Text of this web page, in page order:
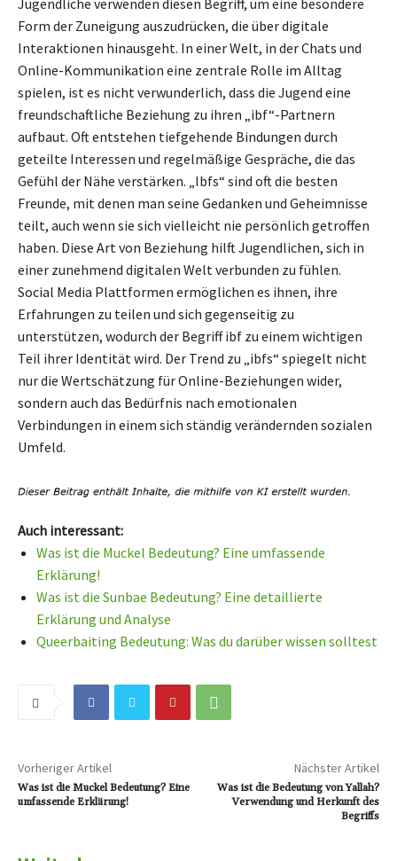
Form der Zuneigung auszudrücken, die über digitale
Interaktionen hinausgeht. In einer Welt, in der Chats und
Online-Kommunikation eine zentrale Rolle im Alltag
spielen, ist es nicht verwunderlich, dass die Jugend eine
freundschaftliche Beziehung zu ihren „ibf“-Partnern
aufbaut. Oft entstehen tiefgehende Bindungen durch
geteilte Interessen und regelmäßige Gespräche, die das
Gefühl der Nähe verstärken. „Ibfs“ sind oft die besten
Freunde, mit denen man seine Gedanken und Geheimnisse
teilt, auch wenn sie sich vielleicht nie persönlich getroffen
haben. Diese Art von Beziehung hilft Jugendlichen, sich in
einer zunehmend digitalen Welt verbunden zu fühlen.
Social Media Plattformen ermöglichen es ihnen, ihre
Erfahrungen zu teilen und sich gegenseitig zu
unterstützen, wodurch der Begriff ibf zu einem wichtigen
Teil ihrer Identität wird. Der Trend zu „ibfs“ spiegelt nicht
nur die Wertschätzung für Online-Beziehungen wider,
sondern auch das Bedürfnis nach emotionalen
Verbindungen in einem sich ständig verändernden sozialen
Umfeld.
Auch interessant:
Was ist die Muckel Bedeutung? Eine umfassende
Erklärung!
Was ist die Sunbae Bedeutung? Eine detaillierte
Erklärung und Analyse
Queerbaiting Bedeutung: Was du darüber wissen solltest
Vorheriger Artikel
Was ist die Muckel Bedeutung? Eine
umfassende Erklärung!
Nächster Artikel
Was ist die Bedeutung von Yallah?
Verwendung und Herkunft des
Begriffs